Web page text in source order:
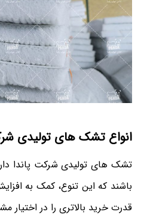
انواع تشک های تولیدی
تشک های تولیدی شرکت پاندا
باشند که این تنوع، کمک به
قدرت خرید بالاتری را در اختیار